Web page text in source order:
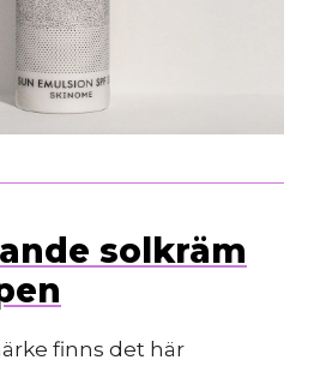
solkräm
finns det här